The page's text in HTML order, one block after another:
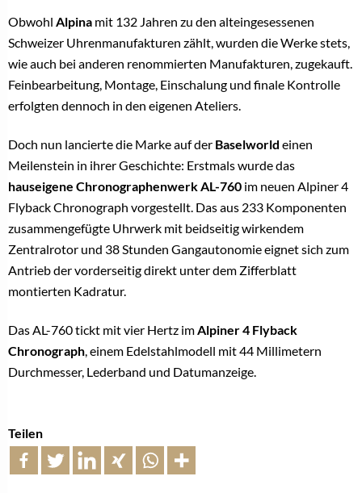
Obwohl Alpina mit 132 Jahren zu den alteingesessenen
Schweizer Uhrenmanufakturen zählt, wurden die Werke stets,
wie auch bei anderen renommierten Manufakturen, zugekauft.
Feinbearbeitung, Montage, Einschalung und finale Kontrolle
erfolgten dennoch in den eigenen Ateliers.
Doch nun lancierte die Marke auf der Baselworld einen
Meilenstein in ihrer Geschichte: Erstmals wurde das
hauseigene Chronographenwerk AL-760 im neuen Alpiner 4
Flyback Chronograph vorgestellt. Das aus 233 Komponenten
zusammengefügte Uhrwerk mit beidseitig wirkendem
Zentralrotor und 38 Stunden Gangautonomie eignet sich zum
Antrieb der vorderseitig direkt unter dem Zifferblatt
montierten Kadratur.
Das AL-760 tickt mit vier Hertz im Alpiner 4 Flyback
Chronograph , einem Edelstahlmodell mit 44 Millimetern
Durchmesser, Lederband und Datumanzeige.
Teilen